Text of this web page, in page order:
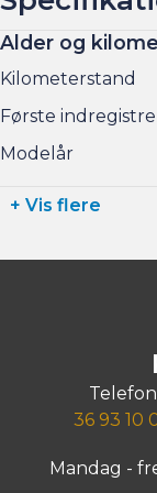
Alder og
Kilometerstand
Første
Modelår
+ Vis flere
Telefon
36 93 10
Mandag -